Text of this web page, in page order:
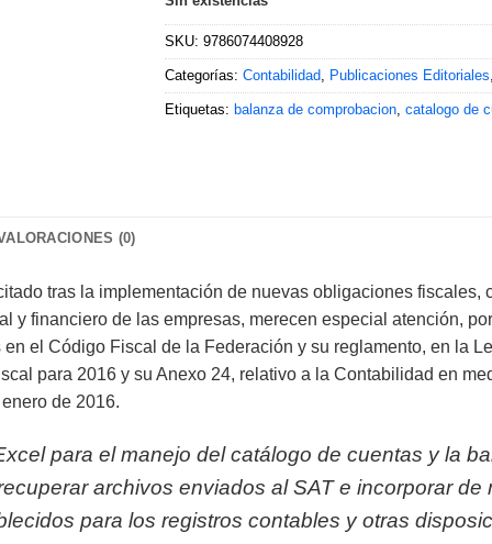
SKU: 9786074408928
Categorías: Contabilidad, Publicaciones Editoriales
Etiquetas: balanza de comprobacion, catalogo de
(0)
tras la implementación de nuevas obligaciones fiscales,
y financiero de las empresas, merecen especial atención,
el Código Fiscal de la Federación y su reglamento, en la
para 2016 y su Anexo 24, relativo a la Contabilidad en
de 2016.
para el manejo del catálogo de cuentas y la
archivos enviados al SAT e incorporar
para los registros contables y otras